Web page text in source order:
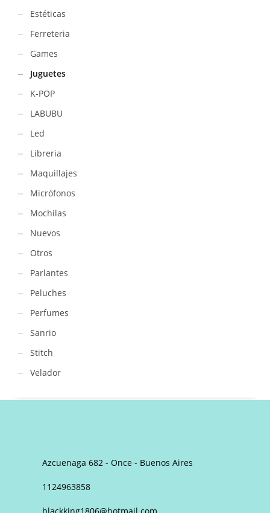
Estéticas
Ferreteria
Games
Juguetes
K-POP
LABUBU
Led
Libreria
Maquillajes
Micrófonos
Mochilas
Nuevos
Otros
Parlantes
Peluches
Perfumes
Sanrio
Stitch
Velador
Azcuenaga 682 - Once - Buenos Aires
1124963858